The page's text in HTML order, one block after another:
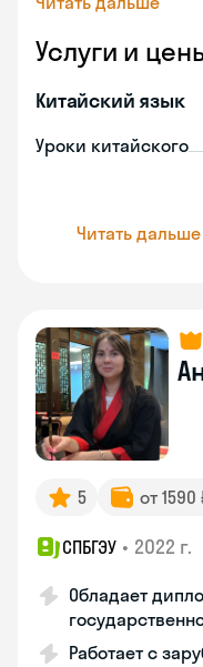
Услуги и
Китайский язык
Уроки китайского
Читать дальше
5 от
СПБГЭУ • 2022 г.
Обладает
Работает с